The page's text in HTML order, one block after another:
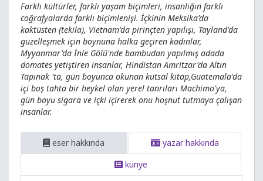
Farklı kültürler, farklı yaşam biçimleri, insanlığın farklı
coğrafyalarda farklı biçimlenişi. İçkinin Meksika'da
kaktüsten (tekila), Vietnam'da pirinçten yapılışı, Tayland'da
güzelleşmek için boynuna halka geçiren kadınlar,
Myyanmar'da İnle Gölü'nde bambudan yapılmış adada
domates yetiştiren insanlar, Hindistan Amritzar'da Altın
Tapınak 'ta, gün boyunca okunan kutsal kitap,Guatemala'da
içi boş tahta bir heykel olan yerel tanrıları Machimo'ya,
gün boyu sigara ve içki içirerek onu hoşnut tutmaya çalışan
insanlar.
eser hakkında
yazar hakkında
künye